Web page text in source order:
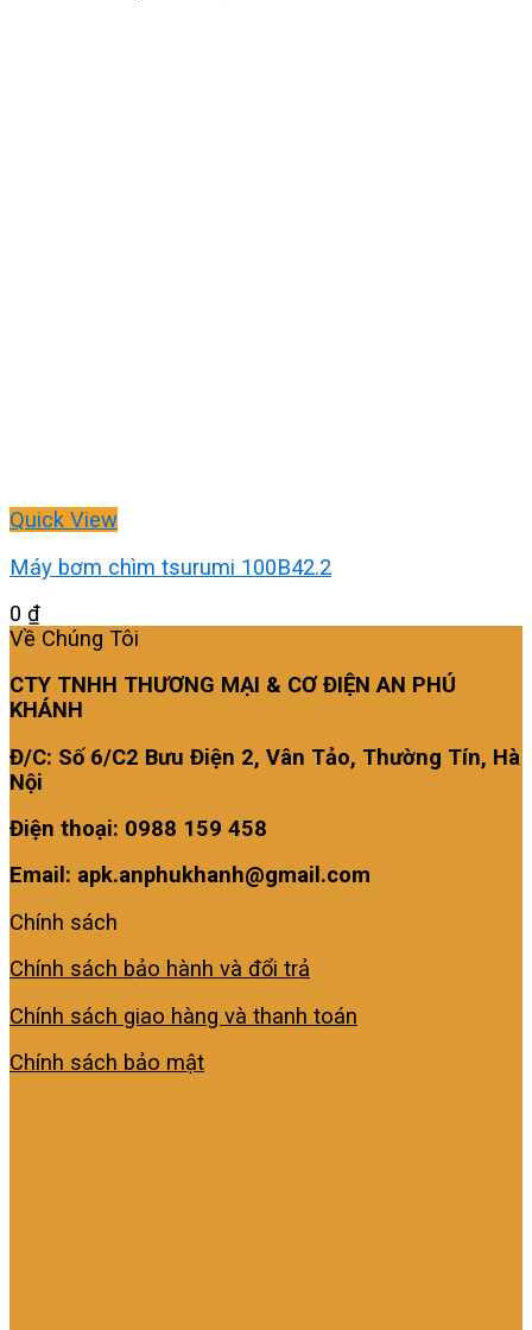
Quick View
Máy bơm chìm tsurumi 100B42.2
0 ₫
Về Chúng Tôi
CTY TNHH THƯƠNG MẠI & CƠ ĐIỆN AN PHÚ
KHÁNH
Đ/C: Số 6/C2 Bưu Điện 2, Vân Tảo, Thường Tín, Hà
Nội
Điện thoại: 0988 159 458
Email: apk.anphukhanh@gmail.com
Chính sách
Chính sách bảo hành và đổi trả
Chính sách giao hàng và thanh toán
Chính sách bảo mật